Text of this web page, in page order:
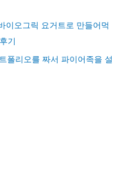
이오그릭 요거트로 만들어먹
기
폴리오를 짜서 파이어족을 설